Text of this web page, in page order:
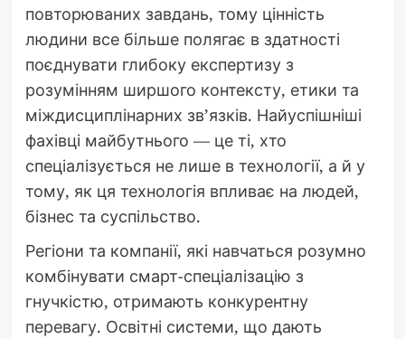
повторюваних завдань, тому цінність
людини все більше полягає в здатності
поєднувати глибоку експертизу з
розумінням ширшого контексту, етики та
міждисциплінарних зв’язків. Найуспішніші
фахівці майбутнього — це ті, хто
спеціалізується не лише в технології, а й у
тому, як ця технологія впливає на людей,
бізнес та суспільство.
Регіони та компанії, які навчаться розумно
комбінувати смарт-спеціалізацію з
гнучкістю, отримають конкурентну
перевагу. Освітні системи, що дають